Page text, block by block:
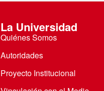
La Universidad
Quiénes Somos
Autoridades
Proyecto Institucional